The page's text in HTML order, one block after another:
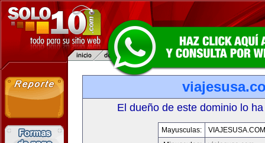
El dueño de este dominio lo
Mayusculas:
VIAJESUSA.COM